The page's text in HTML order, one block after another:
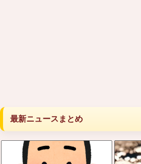
最新ニュースまとめ